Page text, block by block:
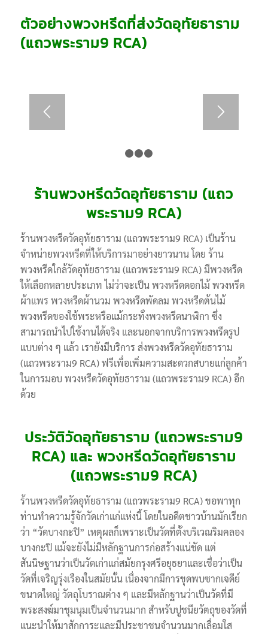
ตัวอย่างพวงหรีดที่ส่งวัดอุทัยธาราม
(แถวพระราม9 RCA)
ร้านพวงหรีดวัดอุทัยธาราม (แถว
พระราม9 RCA)
ร้านพวงหรีดวัดอุทัยธาราม (แถวพระราม9 RCA) เป็นร้าน
จำหน่ายพวงหรีดที่ให้บริการมาอย่างยาวนาน โดย ร้าน
พวงหรีดใกล้วัดอุทัยธาราม (แถวพระราม9 RCA) มีพวงหรีด
ให้เลือกหลายประเภท ไม่ว่าจะเป็น พวงหรีดดอกไม้ พวงหรีด
ผ้าแพร พวงหรีดผ้านวม พวงหรีดพัดลม พวงหรีดต้นไม้
พวงหรีดของใช้พระหรือแม้กระทั่งพวงหรีดนาฬิกา ซึ่ง
สามารถนำไปใช้งานได้จริง และนอกจากบริการพวงหรีดรูป
แบบต่าง ๆ แล้ว เรายังมีบริการ ส่งพวงหรีดวัดอุทัยธาราม
(แถวพระราม9 RCA) ฟรีเพื่อเพิ่มความสะดวกสบายแก่ลูกค้า
ในการมอบ พวงหรีดวัดอุทัยธาราม (แถวพระราม9 RCA) อีก
ด้วย
ประวัติวัดอุทัยธาราม (แถวพระราม9
RCA) และ พวงหรีดวัดอุทัยธาราม
(แถวพระราม9 RCA)
ร้านพวงหรีดวัดอุทัยธาราม (แถวพระราม9 RCA) ขอพาทุก
ท่านทำความรู้จักวัดเก่าแก่แห่งนี้ โดยในอดีตชาวบ้านมักเรียก
ว่า “วัดบางกะปิ” เหตุผลก็เพราะเป็นวัดที่ตั้งบริเวณริมคลอง
บางกะปิ แม้จะยังไม่มีหลักฐานการก่อสร้างแน่ชัด แต่
สันนิษฐานว่าเป็นวัดเก่าแก่สมัยกรุงศรีอยุธยาและเชื่อว่าเป็น
วัดที่เจริญรุ่งเรืองในสมัยนั้น เนื่องจากมีการขุดพบซากเจดีย์
ขนาดใหญ่ วัตถุโบราณต่าง ๆ และมีหลักฐานว่าเป็นวัดที่มี
พระสงฆ์มาชุมนุมเป็นจำนวนมาก สำหรับปูชนียวัตถุของวัดที่
แนะนำให้มาสักการะและมีประชาชนจำนวนมากเลื่อมใส